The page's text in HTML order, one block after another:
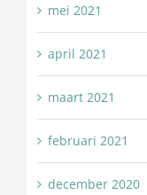
mei 2021
april 2021
maart 2021
februari 2021
december 2020